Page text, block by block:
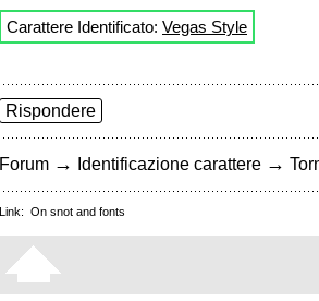
Carattere Identificato: Vegas Style
Rispondere
Forum → Identificazione carattere →
Link: On snot and fonts